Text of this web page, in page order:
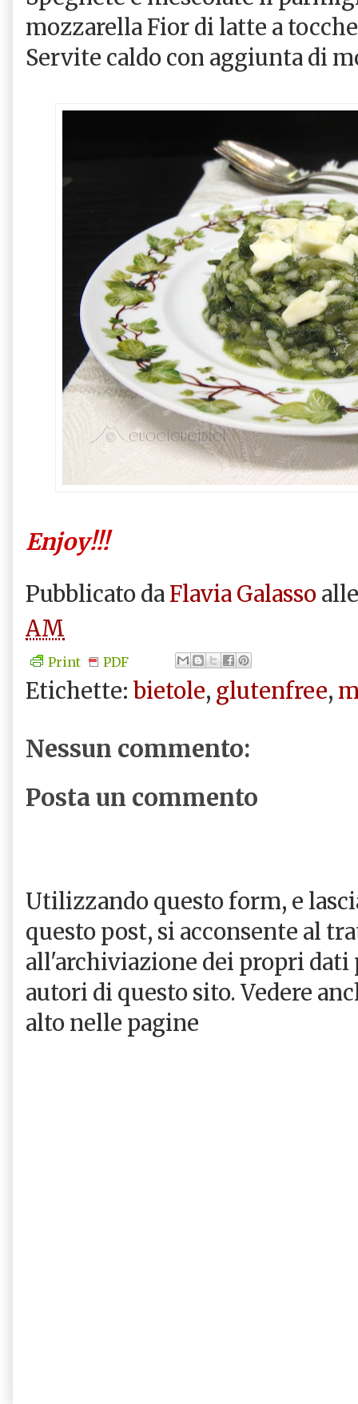
mozzarella Fior di latte a
Servite caldo con aggiunta di
Enjoy!!!
Pubblicato da Flavia Galasso
AM
Print PDF
Etichette: bietole, glutenfree,
Nessun commento:
Posta un commento
Utilizzando questo form, e
questo post, si acconsente al
all'archiviazione dei propri dati
autori di questo sito. Vedere
alto nelle pagine